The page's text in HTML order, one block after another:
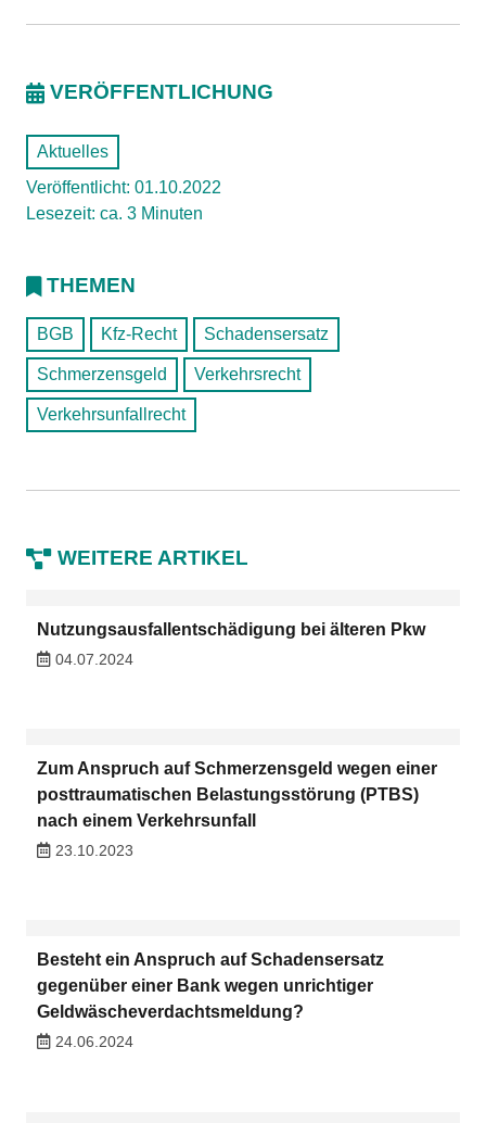
VERÖFFENTLICHUNG
Aktuelles
Veröffentlicht: 01.10.2022
Lesezeit: ca. 3 Minuten
THEMEN
BGB Kfz-Recht Schadensersatz
Schmerzensgeld Verkehrsrecht
Verkehrsunfallrecht
WEITERE ARTIKEL
Nutzungsausfallentschädigung bei älteren Pkw
04.07.2024
Zum Anspruch auf Schmerzensgeld wegen einer
posttraumatischen Belastungsstörung (PTBS)
nach einem Verkehrsunfall
23.10.2023
Besteht ein Anspruch auf Schadensersatz
gegenüber einer Bank wegen unrichtiger
Geldwäscheverdachtsmeldung?
24.06.2024